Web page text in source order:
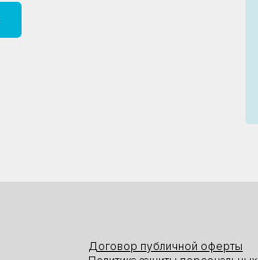
Договор публичной оферты